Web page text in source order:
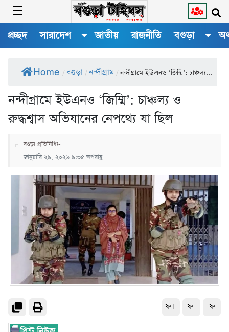
প্রচ্ছদ সারাদেশ জাতীয় রাজনীতি বগুড়া
Home / বগুড়া / নন্দীগ্রাম / নন্দীগ্রামে ইউএনও ‘জিম্মি’: চাঞ্চল্য...
নন্দীগ্রামে ইউএনও ‘জিম্মি’: চাঞ্চল্য ও
রুদ্ধশ্বাস অভিযানের নেপথ্যে যা ছিল
বগুড়া প্রতিনিধিঃ-
জানুয়ারি ২৯, ২০২৬ ৯:৩৫ অপরাহ্ণ
ফ+ ফ- ফ